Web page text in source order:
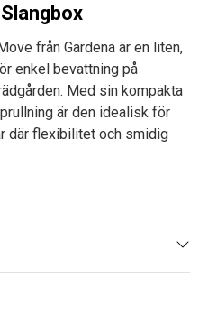
från Gardena är en liten,
enkel bevattning på
Med sin kompakta
är den idealisk för
där flexibilitet och smidig
i kombination
ger god
rullas enkelt ut medan